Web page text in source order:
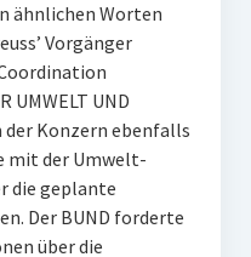
ähnlichen Worten
Vorgänger
UMWELT UND
der Konzern ebenfalls
mit der Umwelt-
die geplante
Der BUND forderte
über die